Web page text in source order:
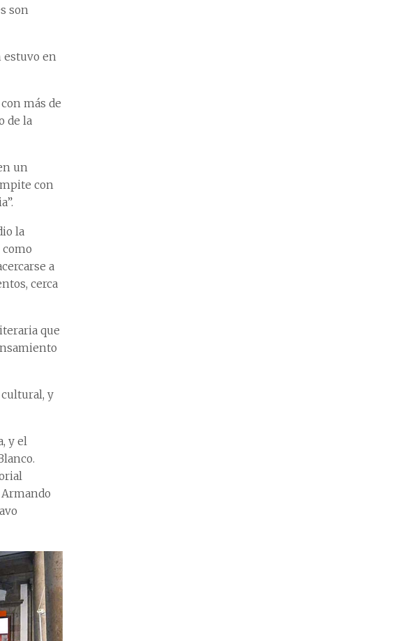
son
estuvo en
más de
de la
un
con
la
a
cerca
que
y
y el
Armando